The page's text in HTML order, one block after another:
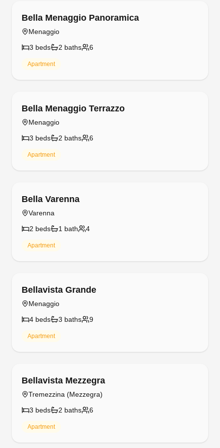
Bella Menaggio Panoramica
Menaggio
3 beds 2 baths 6
Apartment
Bella Menaggio Terrazzo
Menaggio
3 beds 2 baths 6
Apartment
Bella Varenna
Varenna
2 beds 1 bath 4
Apartment
Bellavista Grande
Menaggio
4 beds 3 baths 9
Apartment
Bellavista Mezzegra
Tremezzina (Mezzegra)
3 beds 2 baths 6
Apartment